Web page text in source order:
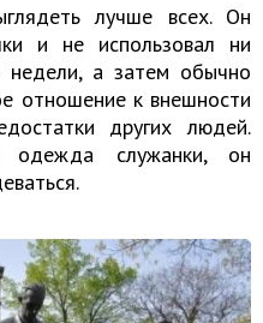
лучше всех. Он
и не использовал ни
недели, а затем обычно
отношение к внешности
других людей.
одежда служанки, он